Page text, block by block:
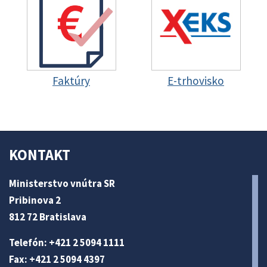
Faktúry E-trhovisko
KONTAKT
Ministerstvo vnútra SR
Pribinova 2
812 72 Bratislava
Telefón: +421 2 5094 1111
Fax: +421 2 5094 4397